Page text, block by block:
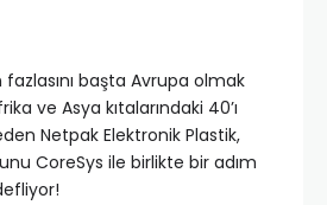
başta Avrupa olmak
ve Asya kıtalarındaki 40’ı
Netpak Elektronik Plastik,
CoreSys ile birlikte bir adım